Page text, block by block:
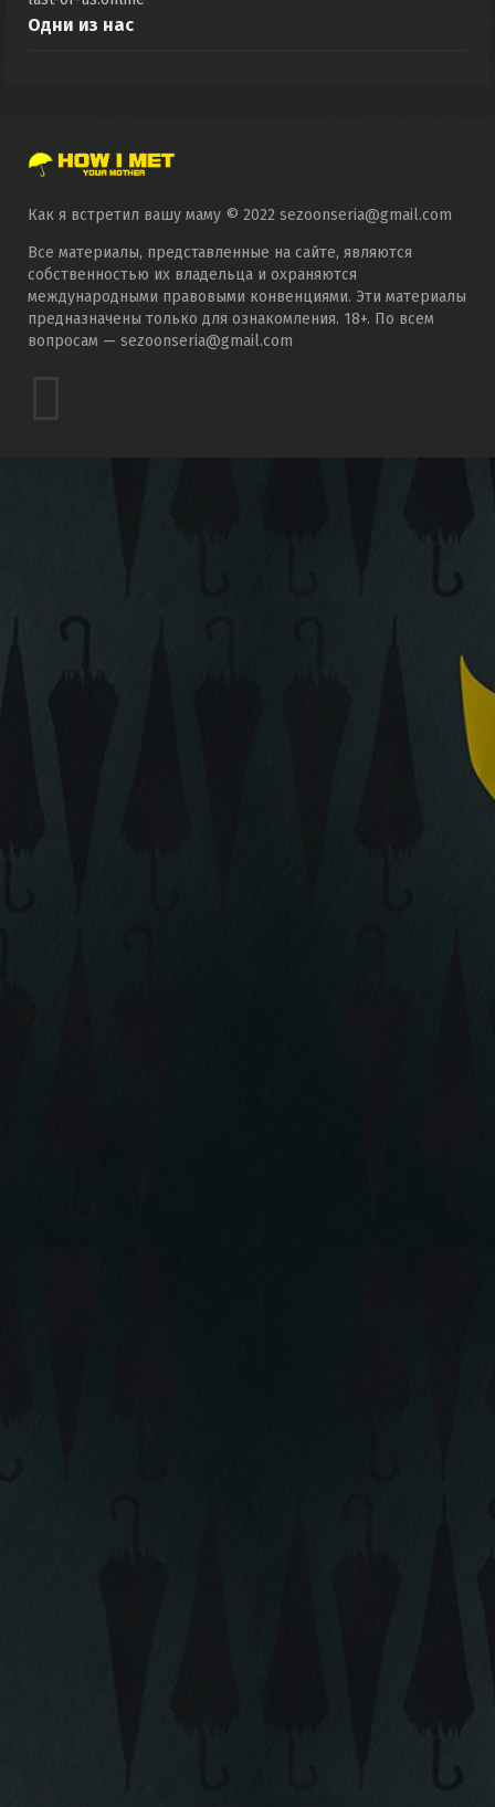
Одни из нас
Как я встретил вашу маму © 2022 sezoonseria@gmail.com
Все материалы, представленные на сайте, являются
собственностью их владельца и охраняются
международными правовыми конвенциями. Эти материалы
предназначены только для ознакомления. 18+. По всем
вопросам — sezoonseria@gmail.com